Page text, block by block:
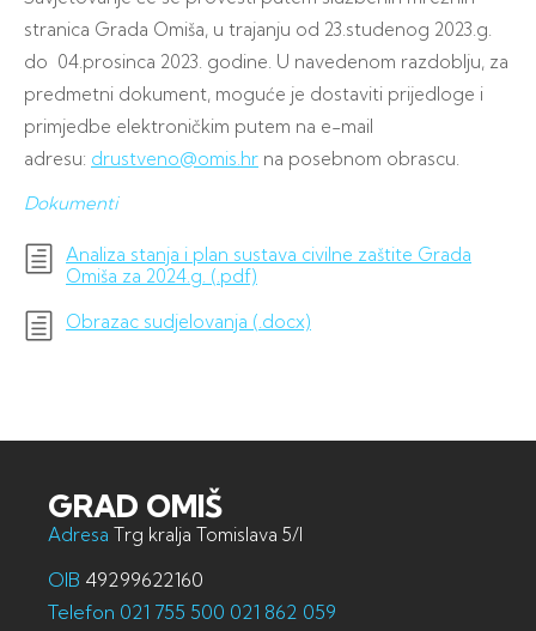
stranica Grada Omiša, u trajanju od 23.studenog 2023.g.
do 04.prosinca 2023. godine. U navedenom razdoblju, za
predmetni dokument, moguće je dostaviti prijedloge i
primjedbe elektroničkim putem na e-mail
adresu: drustveno@omis.hr na posebnom obrascu.
Dokumenti
Analiza stanja i plan sustava civilne zaštite Grada
Omiša za 2024.g. (.pdf)
Obrazac sudjelovanja (.docx)
GRAD OMIŠ
Adresa Trg kralja Tomislava 5/I
OIB 49299622160
Telefon 021 755 500 021 862 059